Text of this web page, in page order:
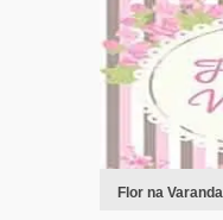
Flor na Varanda